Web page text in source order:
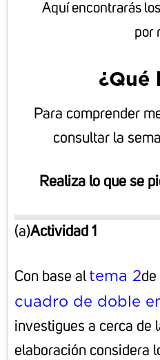
Aquí encontrarás
por
¿Qué
Para comprender
consultar la
Realiza lo que se
(a)Actividad 1
Con base al tema 2de
cuadro de doble
investigues a cerca de
elaboración considera